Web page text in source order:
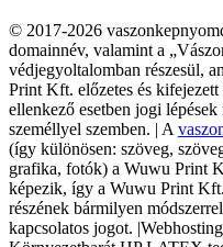
© 2017-2026
domainnév, valamint a
védjegyoltalomban részesül,
Print Kft. előzetes és kifejezett
ellenkező esetben jogi
személlyel szemben. | A
(így különösen: szöveg,
grafika, fotók) a Wuwu Print
képezik, így a Wuwu Print
részének bármilyen
kapcsolatos jogot.